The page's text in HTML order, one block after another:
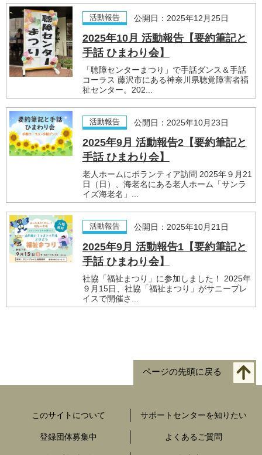
活動報告 公開日：2025年12月25日
2025年10月 活動報告【要約筆記と
手話 ひまわり会】
「聴障センターまつり」で手話ダンス＆手話
コーラス 藤沢市にある神奈川県聴覚障害者福
祉センター。202...
活動報告 公開日：2025年10月23日
2025年9月 活動報告2【要約筆記と
手話 ひまわり会】
老人ホームにボランティア訪問 2025年９月21
日（日）、海老名にある老人ホーム「サンラ
イズ海老名」...
活動報告 公開日：2025年10月21日
2025年9月 活動報告1【要約筆記と
手話 ひまわり会】
社協「福祉まつり」に参加しました！ 2025年
９月15日、社協「福祉まつり」がサニープレ
イスで開催さ...
ページの先頭に戻る
このサイトについて サポートセンターを知りたい
登録団体募集中 よくあるご質問